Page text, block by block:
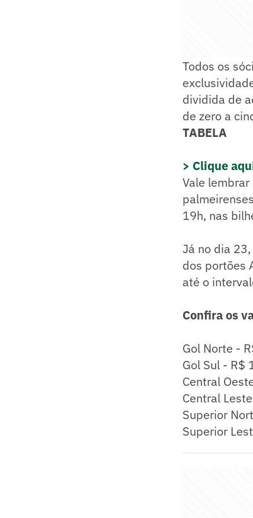
Todos os
dividida de
de zero a
TABELA
> Clique
Vale
19h, nas
Já no dia
dos portões
até o
Confira os
Gol Norte -
Gol Sul - R$
Central
Central
Superior
Superior